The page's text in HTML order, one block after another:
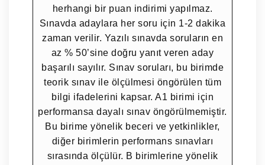
herhangi bir puan indirimi yapılmaz.
Sınavda adaylara her soru için 1-2 dakika
zaman verilir. Yazılı sınavda soruların en
az % 50’sine doğru yanıt veren aday
başarılı sayılır. Sınav soruları, bu birimde
teorik sınav ile ölçülmesi öngörülen tüm
bilgi ifadelerini kapsar. A1 birimi için
performansa dayalı sınav öngörülmemiştir.
Bu birime yönelik beceri ve yetkinlikler,
diğer birimlerin performans sınavları
sırasında ölçülür. B birimlerine yönelik